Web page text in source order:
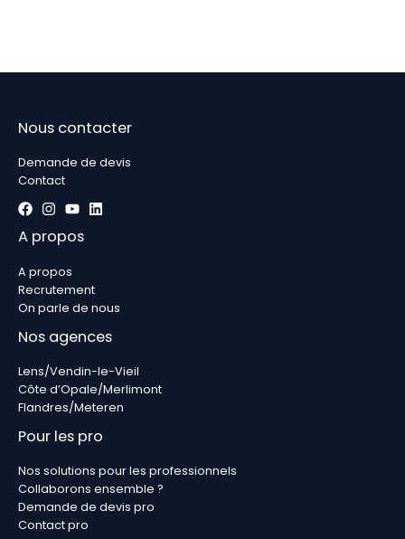
Nous contacter
Demande de devis
Contact
A propos
A propos
Recrutement
On parle de nous
Nos agences
Lens/Vendin-le-Vieil
Côte d’Opale/Merlimont
Flandres/Meteren
Pour les pro
Nos solutions pour les professionnels
Collaborons ensemble ?
Demande de devis pro
Contact pro